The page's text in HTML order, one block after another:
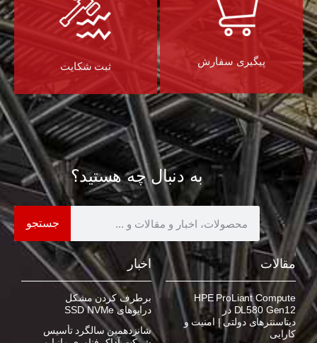
پیگیری سفارش ثبت شکایت
به دنبال چه هستید؟
جستجو
مقالات
HPE ProLiant Compute
DL580 Gen12 در
دیتاسنترهای دولتی | امنیت و
کارایی
اخبار
برطرف کردن مشکل
درایوهای SSD NVMe
شانزدهمین سالگرد تأسیس